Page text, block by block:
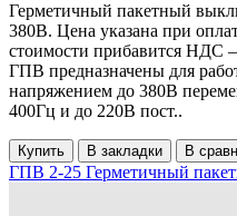
Герметичный пакетный
380В. Цена указана при
стоимости прибавится НДС
ГПВ предназначены для
напряжением до 380В
400Гц и до 220В пост..
Купить В закладки В
ГПВ 2-25 Герметичный